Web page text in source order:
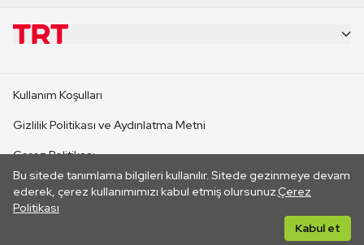
Bu sitede tanımlama bilgileri kullanılır. Sitede gezinmeye devam
ederek, çerez kullanımımızı kabul etmiş olursunuz.Çerez
Politikası
Kabul et
CANLI YAYINLAR
Kullanım Koşulları
Gizlilik Politikası ve Aydınlatma Metni
Çerez Politikası
İletişim
Her hakkı saklıdır. ©2026 TRT. Bağlantı yoluyla gidilen dış